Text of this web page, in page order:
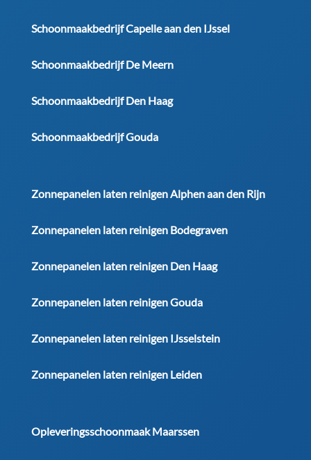
Schoonmaakbedrijf Capelle aan den IJssel
Schoonmaakbedrijf De Meern
Schoonmaakbedrijf Den Haag
Schoonmaakbedrijf Gouda
Zonnepanelen laten reinigen Alphen aan den Rijn
Zonnepanelen laten reinigen Bodegraven
Zonnepanelen laten reinigen Den Haag
Zonnepanelen laten reinigen Gouda
Zonnepanelen laten reinigen IJsselstein
Zonnepanelen laten reinigen Leiden
Opleveringsschoonmaak Maarssen